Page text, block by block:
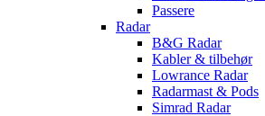
Passere
Radar
B&G Radar
Kabler & tilbehør
Lowrance Radar
Radarmast & Pods
Simrad Radar